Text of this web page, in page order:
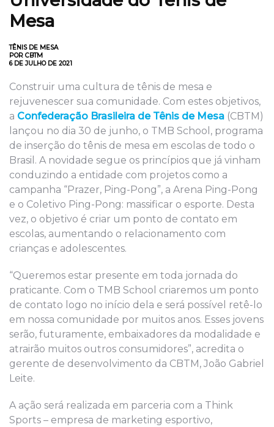
Mesa
TÊNIS DE MESA
POR CBTM
6 DE JULHO DE 2021
Construir uma cultura de tênis de mesa e
rejuvenescer sua comunidade. Com estes objetivos,
a Confederação Brasileira de Tênis de Mesa (CBTM)
lançou no dia 30 de junho, o TMB School, programa
de inserção do tênis de mesa em escolas de todo o
Brasil. A novidade segue os princípios que já vinham
conduzindo a entidade com projetos como a
campanha “Prazer, Ping-Pong”, a Arena Ping-Pong
e o Coletivo Ping-Pong: massificar o esporte. Desta
vez, o objetivo é criar um ponto de contato em
escolas, aumentando o relacionamento com
crianças e adolescentes.
“Queremos estar presente em toda jornada do
praticante. Com o TMB School criaremos um ponto
de contato logo no início dela e será possível retê-lo
em nossa comunidade por muitos anos. Esses jovens
serão, futuramente, embaixadores da modalidade e
atrairão muitos outros consumidores”, acredita o
gerente de desenvolvimento da CBTM, João Gabriel
Leite.
A ação será realizada em parceria com a Think
Sports – empresa de marketing esportivo,